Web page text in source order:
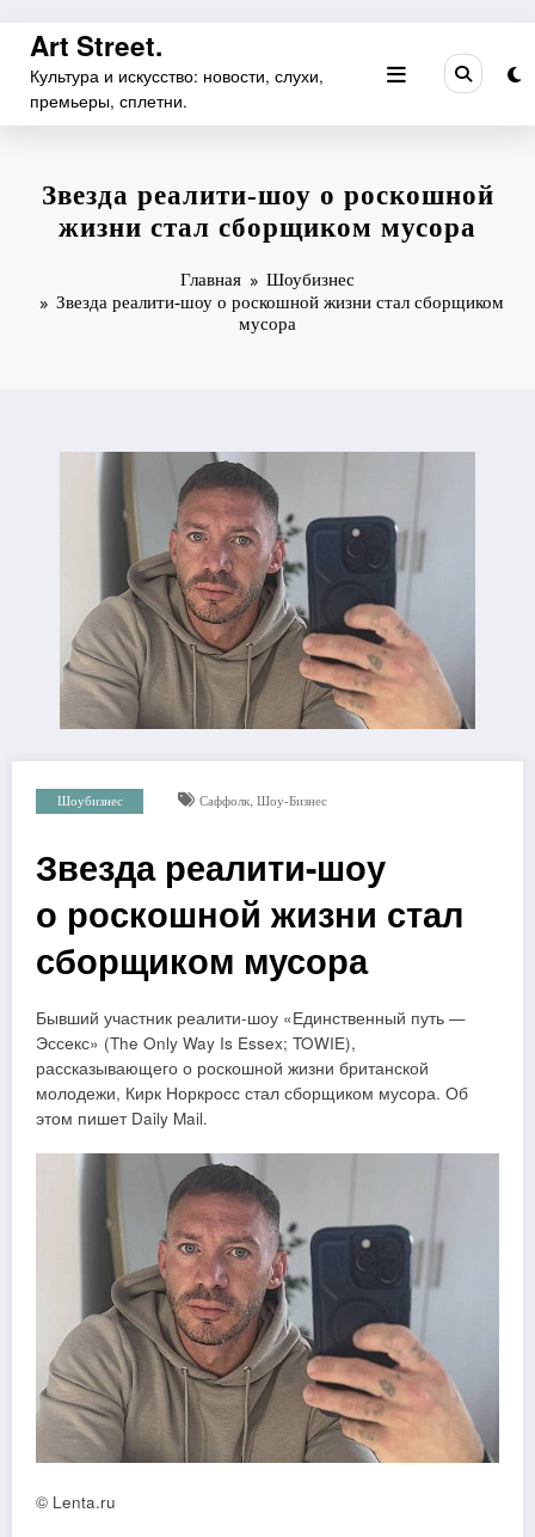
Перейти
содержимому
Art Street.
Культура и искусство: новости, слухи,
премьеры, сплетни.
Звезда реалити-шоу о роскошной
жизни стал сборщиком мусора
Главная
Шоубизнес
Звезда реалити-шоу о роскошной жизни стал сборщиком
мусора
Шоубизнес Саффолк, Шоу-Бизнес
Звезда реалити-шоу
о роскошной жизни стал
сборщиком мусора
Бывший участник реалити-шоу «Единственный путь —
Эссекс» (The Only Way Is Essex; TOWIE),
рассказывающего о роскошной жизни британской
молодежи, Кирк Норкросс стал сборщиком мусора. Об
этом пишет Daily Mail.
© Lenta.ru